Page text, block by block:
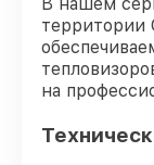
территории
на